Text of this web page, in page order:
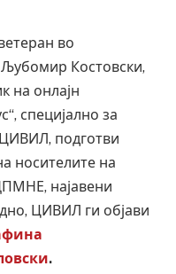
во
Костовски,
на онлајн
специјално за
подготви
носителите на
најавени
ЦИВИЛ ги објави
.